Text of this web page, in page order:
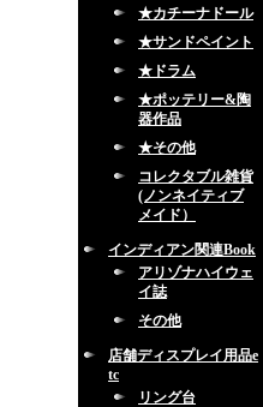
★カチーナドール
★サンドペイント
★ドラム
★ポッテリー&陶
器作品
★その他
コレクタブル雑貨
(ノンネイティブ
メイド）
インディアン関連Book
アリゾナハイウェ
イ誌
その他
店舗ディスプレイ用品e
tc
リング台